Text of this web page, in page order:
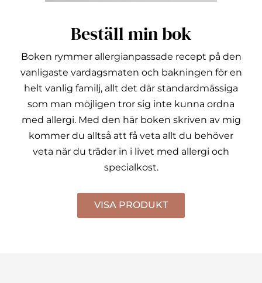
Beställ min bok
Boken rymmer allergianpassade recept på den
vanligaste vardagsmaten och bakningen för en
helt vanlig familj, allt det där standardmässiga
som man möjligen tror sig inte kunna ordna
med allergi. Med den här boken skriven av mig
kommer du alltså att få veta allt du behöver
veta när du träder in i livet med allergi och
specialkost.
VISA PRODUKT